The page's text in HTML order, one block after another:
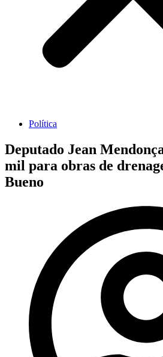
Política
Deputado Jean
mil para obras de
Bueno